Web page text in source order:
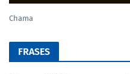
Chama
FRASES